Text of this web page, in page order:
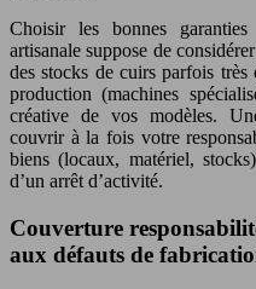
Choisir les bonnes
artisanale suppose de
des stocks de cuirs parfois
production (machines
créative de vos modèles.
couvrir à la fois votre
biens (locaux, matériel,
d’un arrêt d’activité.
Couverture
aux défauts de